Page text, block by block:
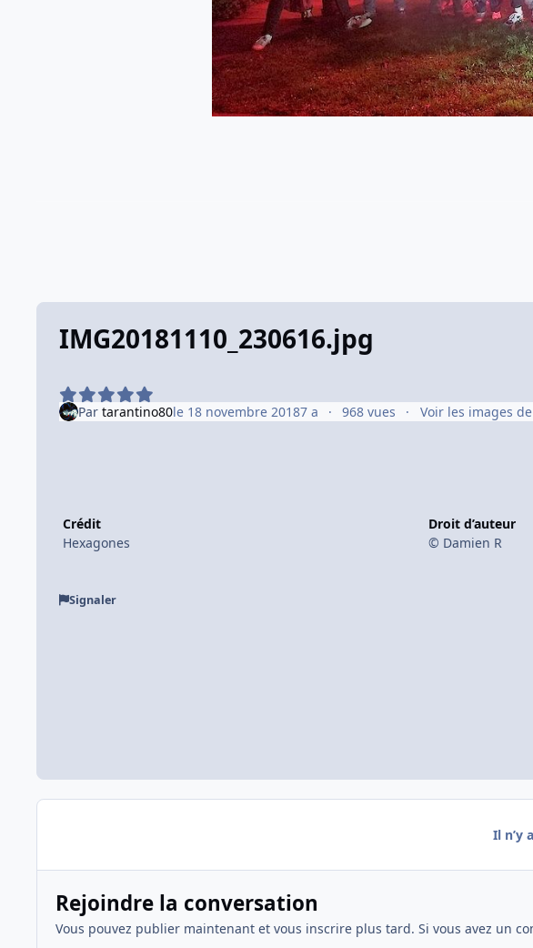
IMG20181110_230616.jpg
Par tarantino80le 18 novembre 20187 a 968 vues Voir les images
Crédit
Hexagones
Droit d’auteur
© Damien R
Signaler
Il n’y
Rejoindre la conversation
Vous pouvez publier maintenant et vous inscrire plus tard. Si vous avez un